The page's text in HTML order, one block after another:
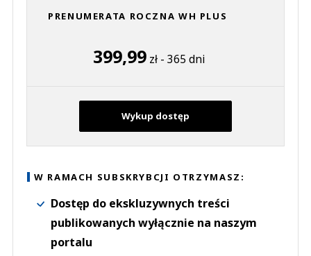
PRENUMERATA ROCZNA WH PLUS
399,99zł - 365 dni
Wykup dostęp
W RAMACH SUBSKRYBCJI OTRZYMASZ:
Dostęp do ekskluzywnych treści
publikowanych wyłącznie na naszym
portalu